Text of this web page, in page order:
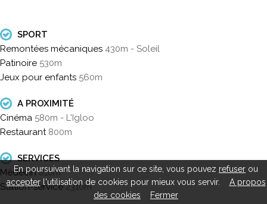
SPORT
Remontées mécaniques 430m - Soleil
Patinoire 530m
Jeux pour enfants 560m
A PROXIMITÉ
Cinéma 580m - L'Igloo
Restaurant 800m
SERVICES
Médecin810m
Station-service2310m
En poursuivant la navigation sur ce site, vous pouvez refuser ou
accepterl'utilisation de cookies pour mieux vous servir.
A propos
des cookies
Fermer